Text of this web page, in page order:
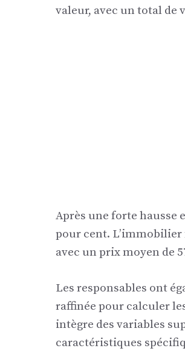
valeur, avec un total de
Après une forte hausse
pour cent. L’immobilier
avec un prix moyen de
Les responsables ont
raffinée pour calculer
intègre des variables
caractéristiques